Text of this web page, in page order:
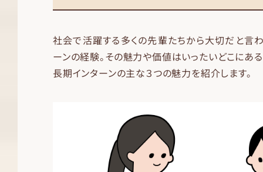
社会で活躍する多くの先輩たちから大切だと言
ーンの経験。その魅力や価値はいったいどこにあ
長期インターンの主な３つの魅力を紹介します。